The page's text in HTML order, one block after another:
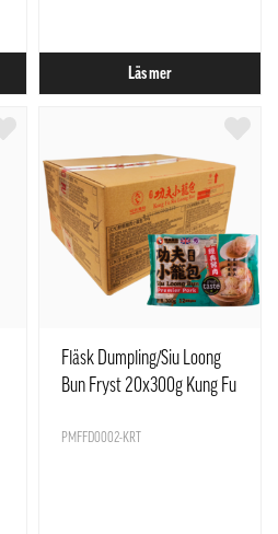
Läs mer
Fläsk Dumpling/Siu Loong
Bun Fryst 20x300g Kung Fu
PMFFD0002-KRT